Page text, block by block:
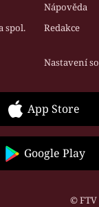
Nápověda
spol.
Redakce
Nastavení
App Store
Google Play
© FTV